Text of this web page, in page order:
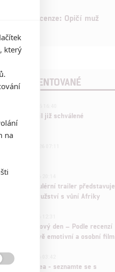
Recenze: Opičí muž
KOMENTOVANÉ
zrušil již schválené
| 30.07.2026 20:14
a kostí: Regulérní trailer představuje
dobrodružství s vůní Afriky
Zbrusu nový den – Podle recenzí
překvapivě emotivní a osobní film
| 30.07.2026 03:42
Odyssea - seznamte se s
který
na